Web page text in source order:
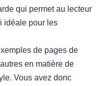
qui permet au lecteur
idéale pour les
de pages de
en matière de
Vous avez donc